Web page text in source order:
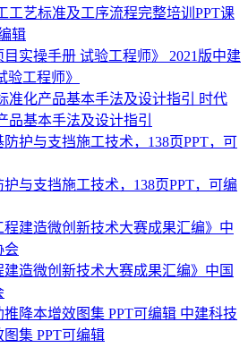
工艺标准及工序流程完整培训PPT课
辑
2021版中建
验工程师》
时代
品基本手法及设计指引
与支挡施工技术，138页PPT，可编
建造微创新技术大赛成果汇编》中国
中建科技
集 PPT可编辑